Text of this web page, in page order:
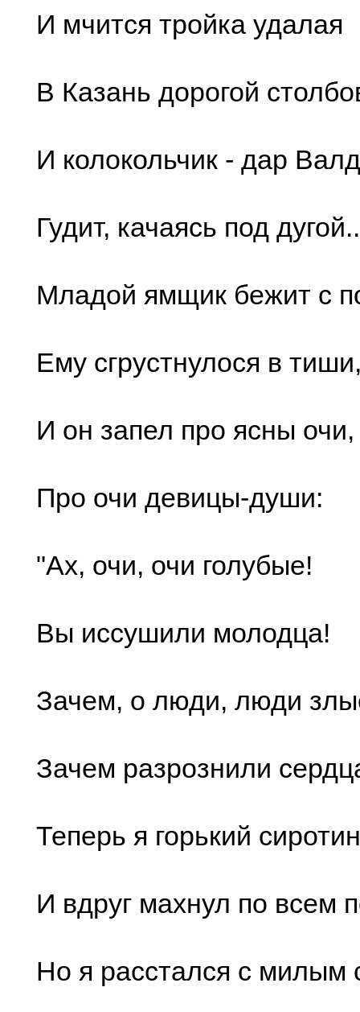
И мчится тройка удалая
В Казань дорогой
И колокольчик - дар
Гудит, качаясь под
Младой ямщик бежит с
Ему сгрустнулося в
И он запел про ясны очи,
Про очи девицы-души:
"Ах, очи, очи голубые!
Вы иссушили молодца!
Зачем, о люди, люди
Зачем разрознили
Теперь я горький
И вдруг махнул по всем
Но я расстался с милым